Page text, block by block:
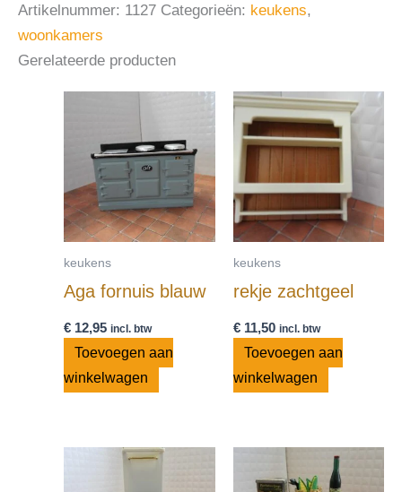
Artikelnummer: 1127 Categorieën: keukens,
woonkamers
Gerelateerde producten
keukens
Aga fornuis blauw
€ 12,95 incl. btw
Toevoegen aan
winkelwagen
keukens
rekje zachtgeel
€11,50 incl. btw
Toevoegen aan
winkelwagen